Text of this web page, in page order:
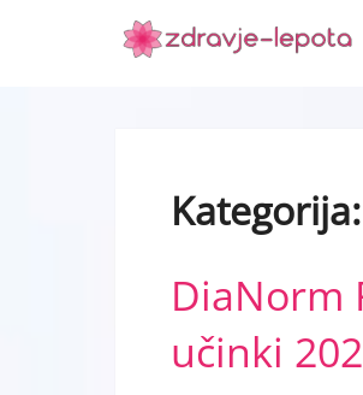
Kategorija:
DiaNorm
učinki